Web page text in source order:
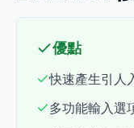
優點
快速產生引人
多功能輸入選